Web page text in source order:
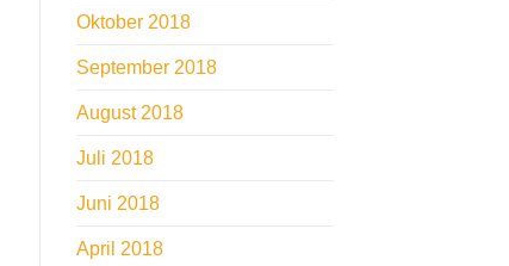
Oktober 2018
September 2018
August 2018
Juli 2018
Juni 2018
April 2018